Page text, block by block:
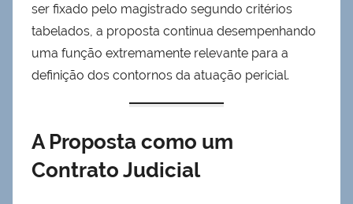
ser fixado pelo magistrado segundo critérios
tabelados, a proposta continua desempenhando
uma função extremamente relevante para a
definição dos contornos da atuação pericial.
A Proposta como um
Contrato Judicial